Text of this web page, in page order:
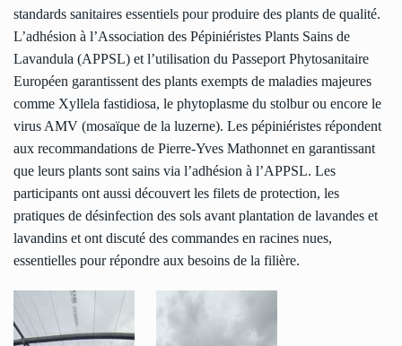
standards sanitaires essentiels pour produire des plants de qualité.
L’adhésion à l’Association des Pépiniéristes Plants Sains de
Lavandula (APPSL) et l’utilisation du Passeport Phytosanitaire
Européen garantissent des plants exempts de maladies majeures
comme Xyllela fastidiosa, le phytoplasme du stolbur ou encore le
virus AMV (mosaïque de la luzerne). Les pépiniéristes répondent
aux recommandations de Pierre-Yves Mathonnet en garantissant
que leurs plants sont sains via l’adhésion à l’APPSL. Les
participants ont aussi découvert les filets de protection, les
pratiques de désinfection des sols avant plantation de lavandes et
lavandins et ont discuté des commandes en racines nues,
essentielles pour répondre aux besoins de la filière.